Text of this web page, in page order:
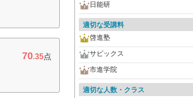
70.35点
日能研
適切な受講料
啓進塾
サピックス
市進学院
適切な人数・クラス